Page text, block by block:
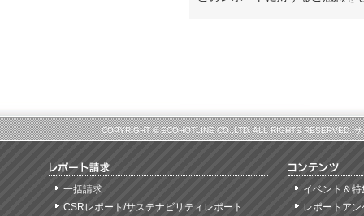
COPYRIGHT © ECOHOTLINE CO.,LTD. ALL RIGHTS RESERVED.
一括請求
CSRレポート/サステナビリティレポート
イベント＆特
レポートア